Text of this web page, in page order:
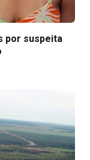
por suspeita